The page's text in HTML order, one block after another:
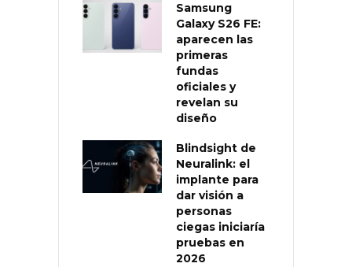
Samsung
Galaxy S26 FE:
aparecen las
primeras
fundas
oficiales y
revelan su
diseño
Blindsight de
Neuralink: el
implante para
dar visión a
personas
ciegas iniciaría
pruebas en
2026